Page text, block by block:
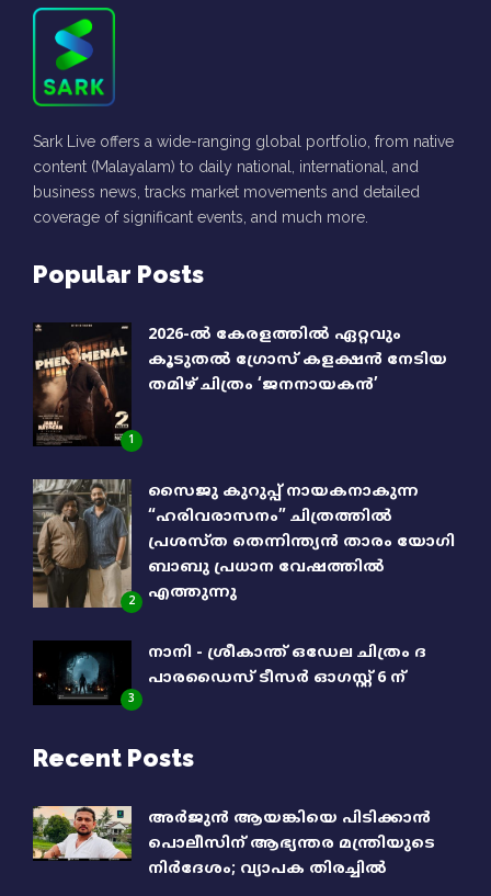
Sark Live offers a wide-ranging global portfolio, from native
content (Malayalam) to daily national, international, and
business news, tracks market movements and detailed
coverage of significant events, and much more.
Popular Posts
1
2026-ൽ കേരളത്തിൽ ഏറ്റവും
കൂടുതൽ ഗ്രോസ് കളക്ഷൻ നേടിയ
തമിഴ് ചിത്രം ‘ജനനായകൻ’
2
സൈജു കുറുപ്പ് നായകനാകുന്ന
“ഹരിവരാസനം” ചിത്രത്തിൽ
പ്രശസ്ത തെന്നിന്ത്യൻ താരം യോഗി
ബാബു പ്രധാന വേഷത്തിൽ
എത്തുന്നു
3
നാനി - ശ്രീകാന്ത് ഒഡേല ചിത്രം ദ
പാരഡൈസ് ടീസർ ഓഗസ്റ്റ് 6 ന്
Recent Posts
അര്‍ജുന്‍ ആയങ്കിയെ പിടിക്കാന്‍
പൊലീസിന് ആഭ്യന്തര മന്ത്രിയുടെ
നിര്‍ദേശം; വ്യാപക തിരച്ചിൽ